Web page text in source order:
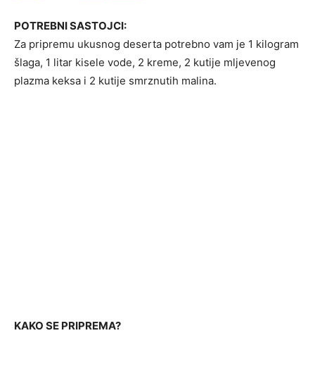
POTREBNI SASTOJCI:
Za pripremu ukusnog deserta potrebno vam je 1 kilogram
šlaga, 1 litar kisele vode, 2 kreme, 2 kutije mljevenog
plazma keksa i 2 kutije smrznutih malina.
KAKO SE PRIPREMA?